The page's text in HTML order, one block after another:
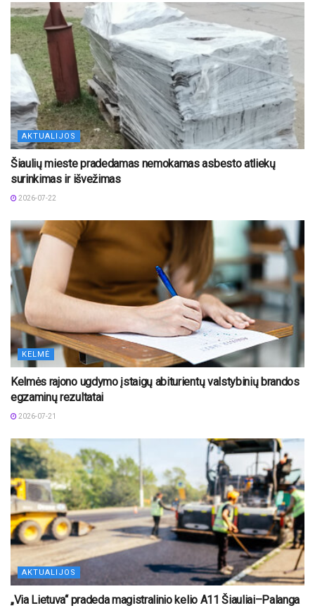
AKTUALIJOS
Šiaulių mieste pradedamas nemokamas asbesto atliekų
surinkimas ir išvežimas
2026-07-22
KELMĖ
Kelmės rajono ugdymo įstaigų abiturientų valstybinių brandos
egzaminų rezultatai
2026-07-21
AKTUALIJOS
„Via Lietuva“ pradeda magistralinio kelio A11 Šiauliai–Palanga